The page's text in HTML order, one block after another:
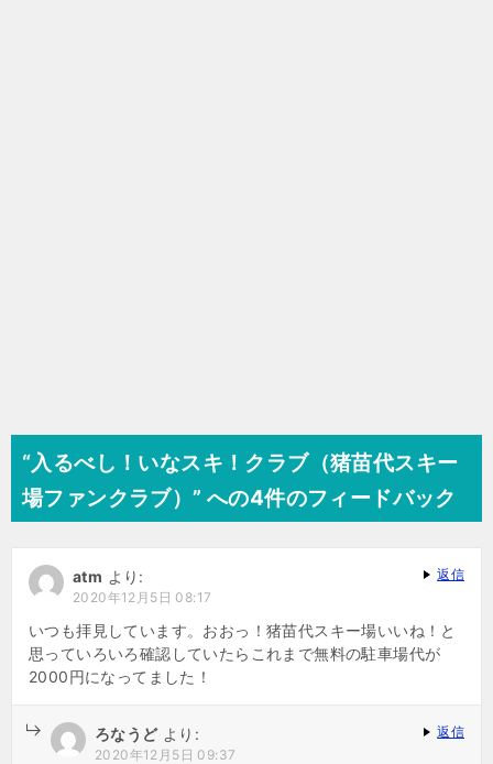
“入るべし！いなスキ！クラブ（猪苗代スキー
場ファンクラブ）” への4件のフィードバック
atm より:
2020年12月5日 08:17
いつも拝見しています。おおっ！猪苗代スキー場いいね！と
思っていろいろ確認していたらこれまで無料の駐車場代が
2000円になってました！
返信
ろなうど より:
2020年12月5日 09:37
返信